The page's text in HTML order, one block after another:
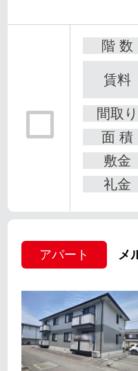
階 数
賃料
間取り
面 積
敷金
礼金
アパート メ